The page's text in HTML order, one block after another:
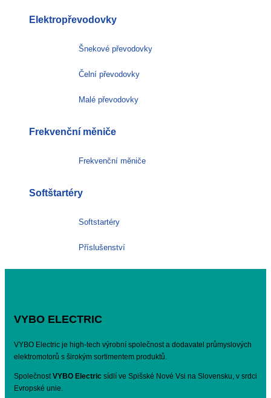
Elektropřevodovky
Šnekové převodovky
Čelní převodovky
Malé převodovky
Frekvenční měniče
Frekvenční měniče
Softštartéry
Softstartéry
Příslušenství
VYBO ELECTRIC
VYBO Electric je high-tech výrobní společnost a dodavatel průmyslových
elektromotorů s širokým sortimentem produktů.
SpolečnostVYBO Electric sídlí ve Spišské Nové Vsi na Slovensku, v srdci
Evropské unie.